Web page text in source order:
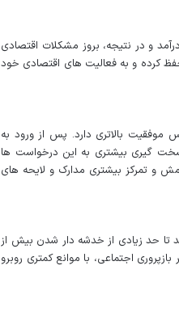
و در نتیجه، بروز مشکلات اقتصادی
کرده و به فعالیت های اقتصادی خود
موفقیت بالاتری دارد. پس از ورود به
گیری بیشتری به این درخواست ها
و تمرکز بیشتری مدارک و لایحه های
تا حد زیادی از خدشه دار شدن بیش از
اجتماعی، با موانع کمتری روبرو